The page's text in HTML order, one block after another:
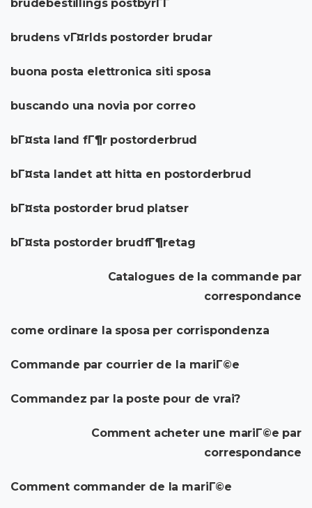
brudebestillings postbyrГҐ
brudens vГ¤rlds postorder brudar
buona posta elettronica siti sposa
buscando una novia por correo
bГ¤sta land fГ¶r postorderbrud
bГ¤sta landet att hitta en postorderbrud
bГ¤sta postorder brud platser
bГ¤sta postorder brudfГ¶retag
Catalogues de la commande par
correspondance
come ordinare la sposa per corrispondenza
Commande par courrier de la mariГ©e
Commandez par la poste pour de vrai?
Comment acheter une mariГ©e par
correspondance
Comment commander de la mariГ©e